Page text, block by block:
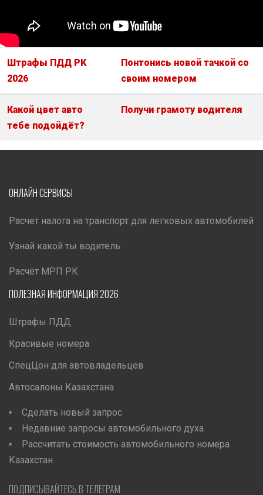
Штрафы ПДД РК
2026
Понтонись новой тачкой со
своим номером
Какой цвет авто
тебе подойдёт?
Получи грамоту водителя
ОНЛАЙН СЕРВИСЫ
Расчет налога на транспорт для легковых автомобилей
Узнай какой ты водитель
Расчёт МРП РК
ПОЛЕЗНАЯ ИНФОРМАЦИЯ 2026
Штрафы ПДД
Красивые номера
СпецЦон для автовладельцев
Автосалоны Казахстана
Сделать новый запрос
Недавние запросы автомобильного духа
Рассчитать стоимость автомобильного номера
Казахстан
ПОДПИСЫВАЙТЕСЬ В ТЕЛЕГРАМ